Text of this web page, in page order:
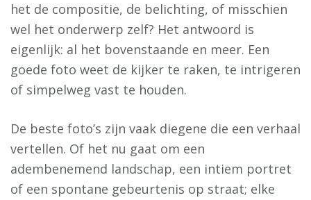
het de compositie, de belichting, of misschien
wel het onderwerp zelf? Het antwoord is
eigenlijk: al het bovenstaande en meer. Een
goede foto weet de kijker te raken, te intrigeren
of simpelweg vast te houden.
De beste foto’s zijn vaak diegene die een verhaal
vertellen. Of het nu gaat om een
adembenemend landschap, een intiem portret
of een spontane gebeurtenis op straat; elke